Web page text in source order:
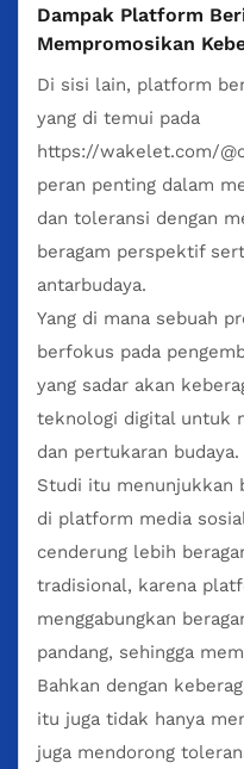
Dampak Platform
Mempromosikan
Di sisi lain, platform
yang di temui pada
https://wakelet.com/
peran penting dalam
dan toleransi dengan
beragam perspektif
antarbudaya.
Yang di mana sebuah
berfokus pada
yang sadar akan
teknologi digital untuk
dan pertukaran budaya.
Studi itu menunjukkan
di platform media
cenderung lebih
tradisional, karena
menggabungkan
pandang, sehingga
Bahkan dengan
itu juga tidak hanya
juga mendorong